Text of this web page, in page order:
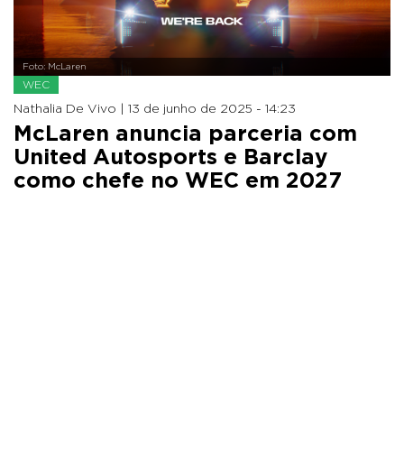
Foto: McLaren
WEC
Nathalia De Vivo | 13 de junho de 2025 - 14:23
McLaren anuncia parceria com
United Autosports e Barclay
como chefe no WEC em 2027